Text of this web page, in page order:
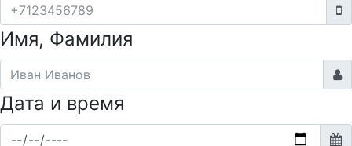
Имя, Фамилия
Дата и время